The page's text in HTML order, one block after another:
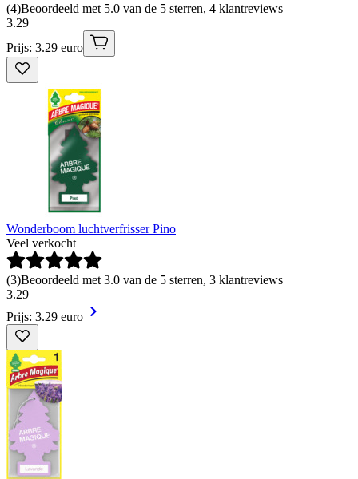
(4)Beoordeeld met 5.0 van de 5 sterren, 4 klantreviews
3.29
Prijs: 3.29 euro
Wonderboom luchtverfrisser Pino
Veel verkocht
(3)Beoordeeld met 3.0 van de 5 sterren, 3 klantreviews
3.29
Prijs: 3.29 euro